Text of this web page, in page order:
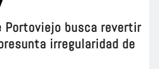
Portoviejo busca revertir
irregularidad de